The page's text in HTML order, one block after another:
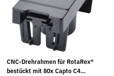
CNC-Drehrahmen für RotaRex®
bestückt mit 80x Capto C4